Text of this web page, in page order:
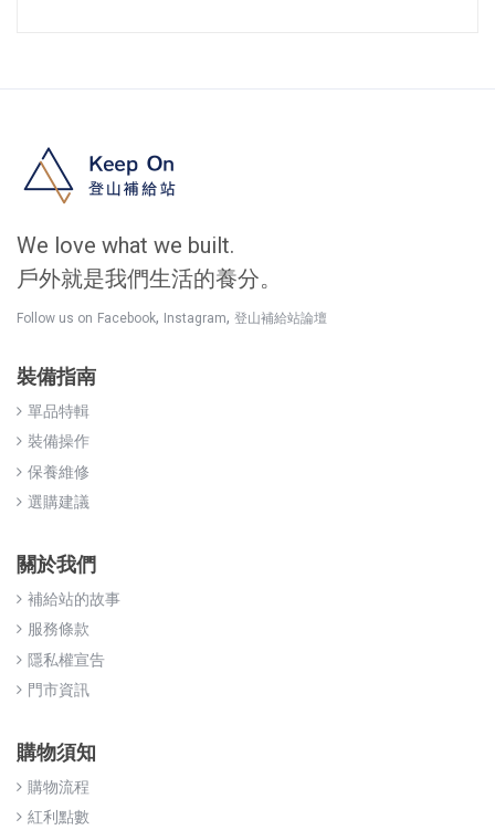
We love what we built.
戶外就是我們生活的養分。
Follow us on Facebook, Instagram, 登山補給站論壇
裝備指南
單品特輯
裝備操作
保養維修
選購建議
關於我們
補給站的故事
服務條款
隱私權宣告
門市資訊
購物須知
購物流程
紅利點數